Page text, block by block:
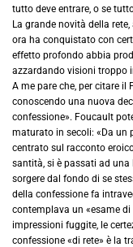
tutto deve entrare, o se
La grande novità della
ora ha conquistato con
effetto profondo abbia
azzardando visioni troppo
A me pare che, per citare il
conoscendo una nuova
confessione». Foucault
maturato in secoli: «Da un
centrato sul racconto
santità, si è passati ad
sorgere dal fondo di se
della confessione fa
contemplava un «esame
impressioni fuggite, le
confessione «di rete» è la